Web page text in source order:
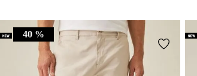
40 %